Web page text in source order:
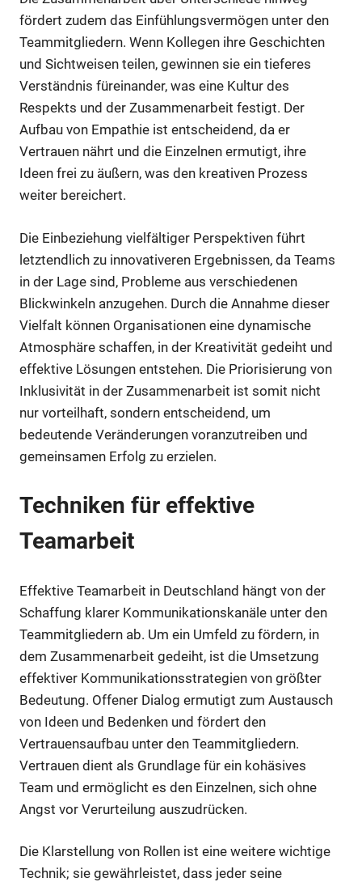
fördert zudem das Einfühlungsvermögen unter den
Teammitgliedern. Wenn Kollegen ihre Geschichten
und Sichtweisen teilen, gewinnen sie ein tieferes
Verständnis füreinander, was eine Kultur des
Respekts und der Zusammenarbeit festigt. Der
Aufbau von Empathie ist entscheidend, da er
Vertrauen nährt und die Einzelnen ermutigt, ihre
Ideen frei zu äußern, was den kreativen Prozess
weiter bereichert.
Die Einbeziehung vielfältiger Perspektiven führt
letztendlich zu innovativeren Ergebnissen, da Teams
in der Lage sind, Probleme aus verschiedenen
Blickwinkeln anzugehen. Durch die Annahme dieser
Vielfalt können Organisationen eine dynamische
Atmosphäre schaffen, in der Kreativität gedeiht und
effektive Lösungen entstehen. Die Priorisierung von
Inklusivität in der Zusammenarbeit ist somit nicht
nur vorteilhaft, sondern entscheidend, um
bedeutende Veränderungen voranzutreiben und
gemeinsamen Erfolg zu erzielen.
Techniken für effektive
Teamarbeit
Effektive Teamarbeit in Deutschland hängt von der
Schaffung klarer Kommunikationskanäle unter den
Teammitgliedern ab. Um ein Umfeld zu fördern, in
dem Zusammenarbeit gedeiht, ist die Umsetzung
effektiver Kommunikationsstrategien von größter
Bedeutung. Offener Dialog ermutigt zum Austausch
von Ideen und Bedenken und fördert den
Vertrauensaufbau unter den Teammitgliedern.
Vertrauen dient als Grundlage für ein kohäsives
Team und ermöglicht es den Einzelnen, sich ohne
Angst vor Verurteilung auszudrücken.
Die Klarstellung von Rollen ist eine weitere wichtige
Technik; sie gewährleistet, dass jeder seine